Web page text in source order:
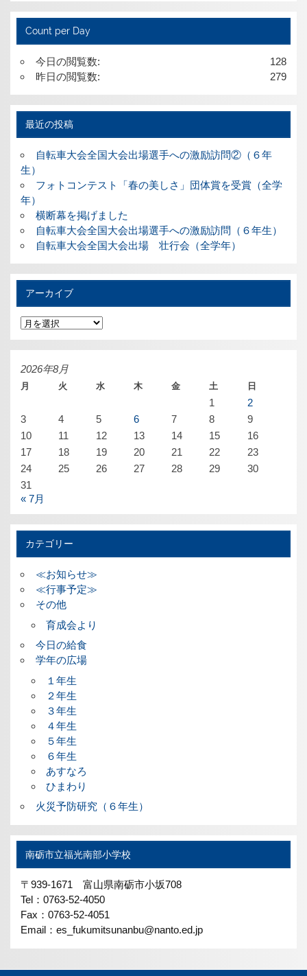
Count per Day
128
今日の閲覧数:
279
昨日の閲覧数:
最近の投稿
自転車大会全国大会出場選手への激励訪問②（６年
生）
フォトコンテスト「春の美しさ」団体賞を受賞（全学
年）
横断幕を掲げました
自転車大会全国大会出場選手への激励訪問（６年生）
自転車大会全国大会出場 壮行会（全学年）
アーカイブ
ア
ー
カ
イ
2026年8月
月 火 水 木 金 土 日
1
2
3
4 5 6 7 8
9
10
11 12 13 14 15
16
17
18 19 20 21 22
23
24
25 26 27 28 29
30
31
« 7月
カテゴリー
≪お知らせ≫
≪行事予定≫
その他
育成会より
今日の給食
学年の広場
１年生
２年生
３年生
４年生
５年生
６年生
あすなろ
ひまわり
火災予防研究（６年生）
南砺市立福光南部小学校
〒939-1671 富山県南砺市小坂708
Tel：0763-52-4050
Fax：0763-52-4051
Email：es_fukumitsunanbu@nanto.ed.jp